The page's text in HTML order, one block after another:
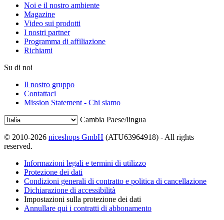
Noi e il nostro ambiente
Magazine
Video sui prodotti
I nostri partner
Programma di affiliazione
Richiami
Su di noi
Il nostro gruppo
Contattaci
Mission Statement - Chi siamo
Cambia Paese/lingua
© 2010-2026 niceshops GmbH (ATU63964918) - All rights
reserved.
Informazioni legali e termini di utilizzo
Protezione dei dati
Condizioni generali di contratto e politica di cancellazione
Dichiarazione di accessibilità
Impostazioni sulla protezione dei dati
Annullare qui i contratti di abbonamento